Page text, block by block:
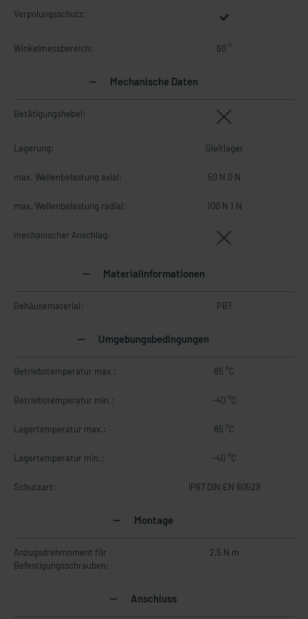
Verpolungsschutz:
Winkelmessbereich: 60 °
Mechanische Daten
Betätigungshebel:
Lagerung: Gleitlager
max. Wellenbelastung axial: 50 N 0 N
max. Wellenbelastung radial: 100 N 1 N
mechanischer Anschlag:
Materialinformationen
Gehäusematerial: PBT
Umgebungsbedingungen
Betriebstemperatur max.: 85 °C
Betriebstemperatur min.: -40 °C
Lagertemperatur max.: 85 °C
Lagertemperatur min.: -40 °C
Schutzart: IP67 DIN EN 60529
Montage
Anzugsdrehmoment für
Befestigungsschrauben:
2,5 N m
Anschluss